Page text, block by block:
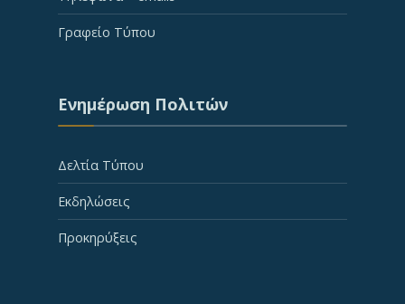
Γραφείο Τύπου
Ενημέρωση Πολιτών
Δελτία Τύπου
Εκδηλώσεις
Προκηρύξεις